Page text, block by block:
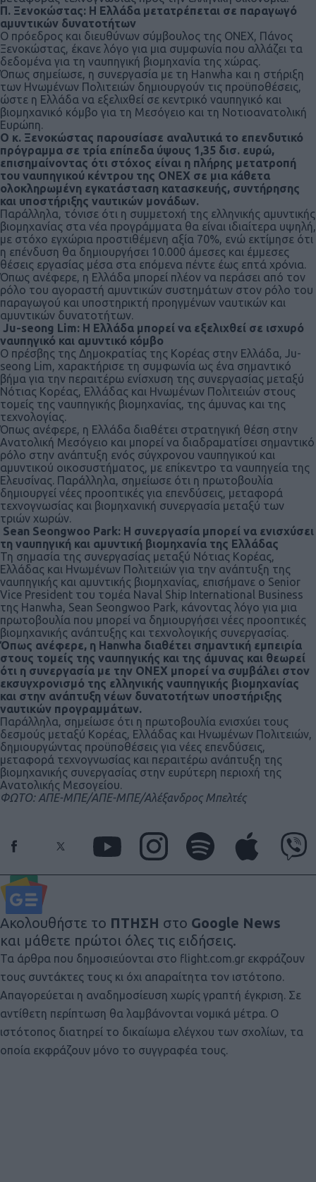
Π. Ξενοκώστας: Η Ελλάδα μετατρέπεται σε παραγωγό
αμυντικών δυνατοτήτων
Ο πρόεδρος και διευθύνων σύμβουλος της ONEX, Πάνος
Ξενοκώστας, έκανε λόγο για μια συμφωνία που αλλάζει τα
δεδομένα για τη ναυπηγική βιομηχανία της χώρας.
Όπως σημείωσε, η συνεργασία με τη Hanwha και η στήριξη
των Ηνωμένων Πολιτειών δημιουργούν τις προϋποθέσεις,
ώστε η Ελλάδα να εξελιχθεί σε κεντρικό ναυπηγικό και
βιομηχανικό κόμβο για τη Μεσόγειο και τη Νοτιοανατολική
Ευρώπη.
Ο κ. Ξενοκώστας παρουσίασε αναλυτικά το επενδυτικό
πρόγραμμα σε τρία επίπεδα ύψους 1,35 δισ. ευρώ,
επισημαίνοντας ότι στόχος είναι η πλήρης μετατροπή
του ναυπηγικού κέντρου της ONEX σε μια κάθετα
ολοκληρωμένη εγκατάσταση κατασκευής, συντήρησης
και υποστήριξης ναυτικών μονάδων.
Παράλληλα, τόνισε ότι η συμμετοχή της ελληνικής αμυντικής
βιομηχανίας στα νέα προγράμματα θα είναι ιδιαίτερα υψηλή,
με στόχο εγχώρια προστιθέμενη αξία 70%, ενώ εκτίμησε ότι
η επένδυση θα δημιουργήσει 10.000 άμεσες και έμμεσες
θέσεις εργασίας μέσα στα επόμενα πέντε έως επτά χρόνια.
Όπως ανέφερε, η Ελλάδα μπορεί πλέον να περάσει από τον
ρόλο του αγοραστή αμυντικών συστημάτων στον ρόλο του
παραγωγού και υποστηρικτή προηγμένων ναυτικών και
αμυντικών δυνατοτήτων.
Ju-seong Lim: Η Ελλάδα μπορεί να εξελιχθεί σε ισχυρό
ναυπηγικό και αμυντικό κόμβο
Ο πρέσβης της Δημοκρατίας της Κορέας στην Ελλάδα, Ju-
seong Lim, χαρακτήρισε τη συμφωνία ως ένα σημαντικό
βήμα για την περαιτέρω ενίσχυση της συνεργασίας μεταξύ
Νότιας Κορέας, Ελλάδας και Ηνωμένων Πολιτειών στους
τομείς της ναυπηγικής βιομηχανίας, της άμυνας και της
τεχνολογίας.
Όπως ανέφερε, η Ελλάδα διαθέτει στρατηγική θέση στην
Ανατολική Μεσόγειο και μπορεί να διαδραματίσει σημαντικό
ρόλο στην ανάπτυξη ενός σύγχρονου ναυπηγικού και
αμυντικού οικοσυστήματος, με επίκεντρο τα ναυπηγεία της
Ελευσίνας. Παράλληλα, σημείωσε ότι η πρωτοβουλία
δημιουργεί νέες προοπτικές για επενδύσεις, μεταφορά
τεχνογνωσίας και βιομηχανική συνεργασία μεταξύ των
τριών χωρών.
Sean Seongwoo Park: Η συνεργασία μπορεί να ενισχύσει
τη ναυπηγική και αμυντική βιομηχανία της Ελλάδας
Τη σημασία της συνεργασίας μεταξύ Νότιας Κορέας,
Ελλάδας και Ηνωμένων Πολιτειών για την ανάπτυξη της
ναυπηγικής και αμυντικής βιομηχανίας, επισήμανε ο Senior
Vice President του τομέα Naval Ship International Business
της Hanwha, Sean Seongwoo Park, κάνοντας λόγο για μια
πρωτοβουλία που μπορεί να δημιουργήσει νέες προοπτικές
βιομηχανικής ανάπτυξης και τεχνολογικής συνεργασίας.
Όπως ανέφερε, η Hanwha διαθέτει σημαντική εμπειρία
στους τομείς της ναυπηγικής και της άμυνας και θεωρεί
ότι η συνεργασία με την ONEX μπορεί να συμβάλει στον
εκσυγχρονισμό της ελληνικής ναυπηγικής βιομηχανίας
και στην ανάπτυξη νέων δυνατοτήτων υποστήριξης
ναυτικών προγραμμάτων.
Παράλληλα, σημείωσε ότι η πρωτοβουλία ενισχύει τους
δεσμούς μεταξύ Κορέας, Ελλάδας και Ηνωμένων Πολιτειών,
δημιουργώντας προϋποθέσεις για νέες επενδύσεις,
μεταφορά τεχνογνωσίας και περαιτέρω ανάπτυξη της
βιομηχανικής συνεργασίας στην ευρύτερη περιοχή της
Ανατολικής Μεσογείου.
ΦΩΤΟ: ΑΠΕ-ΜΠΕ/ΑΠΕ-ΜΠΕ/Αλέξανδρος Μπελτές
Ακολουθήστε το ΠΤΗΣΗ στο Google News
και μάθετε πρώτοι όλες τις ειδήσεις.
Τα άρθρα που δημοσιεύονται στο flight.com.gr εκφράζουν
τους συντάκτες τους κι όχι απαραίτητα τον ιστότοπο.
Απαγορεύεται η αναδημοσίευση χωρίς γραπτή έγκριση. Σε
αντίθετη περίπτωση θα λαμβάνονται νομικά μέτρα. Ο
ιστότοπος διατηρεί το δικαίωμα ελέγχου των σχολίων, τα
οποία εκφράζουν μόνο το συγγραφέα τους.